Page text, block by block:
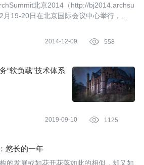
北京2014（http://bj2014.archsu
19-20日在北京国际会议中心举行，这
ArchSummit更强调“技术加速业务”，在
中，不仅要求懂技术，懂架构，更要懂业
演进考量的因素。因为，架构是IT系统的
个灵魂的人。
2014-12-09  558
“软负载”技术体系
2019-09-10  1125
悠长的一年
的发展或如花开花落如此的相似，却又如